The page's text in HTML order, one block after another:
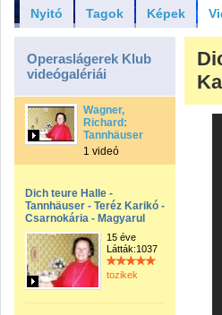
Nyitó Tagok Képek
Operaslágerek Klub
videógalériái
Wagner,
Richard:
Tannhäuser
1 videó
Dich teure Halle -
Tannhäuser - Teréz Karikó -
Csarnokária - Magyarul
15 éve
Látták:1037
tozikek